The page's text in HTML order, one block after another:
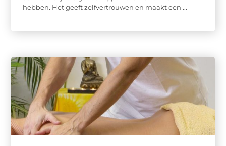
hebben. Het geeft zelfvertrouwen en maakt een ...